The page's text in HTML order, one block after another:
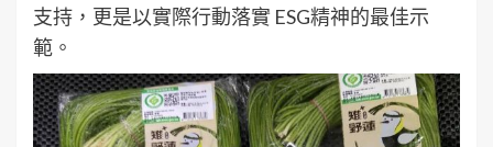
支持，更是以實際行動落實 ESG精神的最佳示
範。